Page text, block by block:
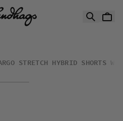
W
STRETCH HYBRID SHORTS W